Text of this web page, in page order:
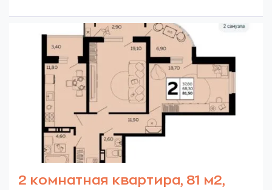
2 комнатная квартира, 81 м2,